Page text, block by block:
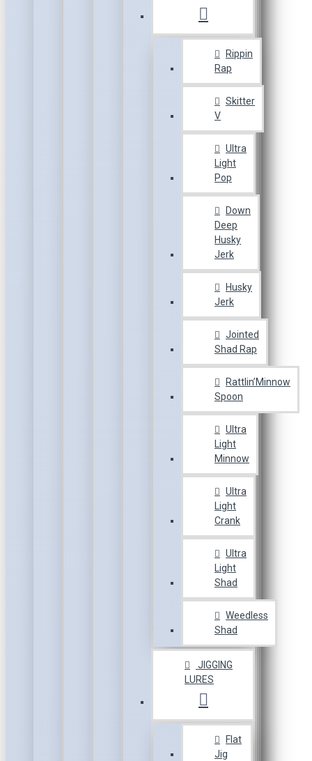
Rippin
Rap
Skitter
V
Ultra
Light
Pop
Down
Deep
Husky
Jerk
Husky
Jerk
Jointed
Shad Rap
Rattlin’Minnow
Spoon
Ultra
Light
Minnow
Ultra
Light
Crank
Ultra
Light
Shad
Weedless
Shad
JIGGING
LURES
Flat
Jig